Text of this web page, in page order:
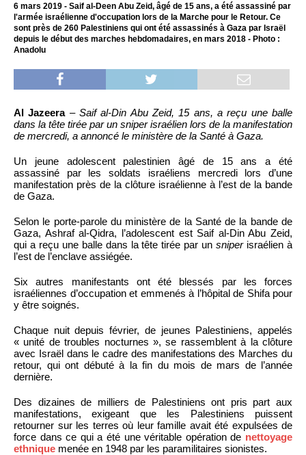
6 mars 2019 - Saif al-Deen Abu Zeid, âgé de 15 ans, a été assassiné par
l'armée israélienne d'occupation lors de la Marche pour le Retour. Ce
sont près de 260 Palestiniens qui ont été assassinés à Gaza par Israël
depuis le début des marches hebdomadaires, en mars 2018 - Photo :
Anadolu
Al Jazeera–Saif al-Din Abu Zeid, 15 ans, a reçu une balle
dans la tête tirée par un sniper israélien lors de la manifestation
de mercredi, a annoncé le ministère de la Santé à Gaza.
Un jeune adolescent palestinien âgé de 15 ans a été
assassiné par les soldats israéliens mercredi lors d’une
manifestation près de la clôture israélienne à l’est de la bande
de Gaza.
Selon le porte-parole du ministère de la Santé de la bande de
Gaza, Ashraf al-Qidra, l’adolescent est Saif al-Din Abu Zeid,
qui a reçu une balle dans la tête tirée par unsniperisraélien à
l’est de l’enclave assiégée.
Six autres manifestants ont été blessés par les forces
israéliennes d’occupation et emmenés à l’hôpital de Shifa pour
y être soignés.
Chaque nuit depuis février, de jeunes Palestiniens, appelés
« unité de troubles nocturnes », se rassemblent à la clôture
avec Israël dans le cadre des manifestations des Marches du
retour, qui ont débuté à la fin du mois de mars de l’année
dernière.
Des dizaines de milliers de Palestiniens ont pris part aux
manifestations, exigeant que les Palestiniens puissent
retourner sur les terres où leur famille avait été expulsées de
force dans ce qui a été une véritable opération de nettoyage
ethnique menée en 1948 par les paramilitaires sionistes.